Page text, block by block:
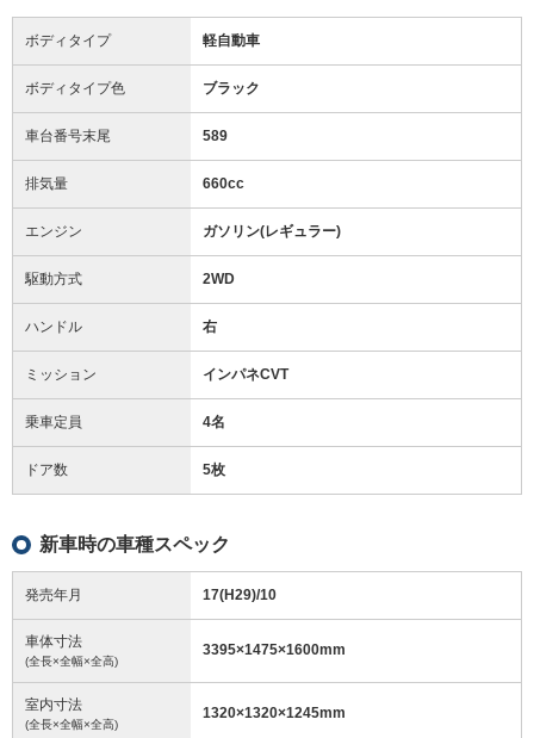
ボディタイプ 軽自動車
ボディタイプ色 ブラック
車台番号末尾 589
排気量 660cc
エンジン ガソリン(レギュラー)
駆動方式 2WD
ハンドル 右
ミッション インパネCVT
乗車定員 4名
ドア数 5枚
新車時の車種スペック
発売年月 17(H29)/10
車体寸法
(全長×全幅×全高)
3395×1475×1600mm
室内寸法
(全長×全幅×全高)
1320×1320×1245mm